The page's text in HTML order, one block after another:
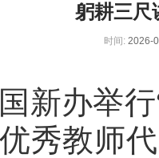
躬耕三尺
时间: 2026-
新办举
秀教师